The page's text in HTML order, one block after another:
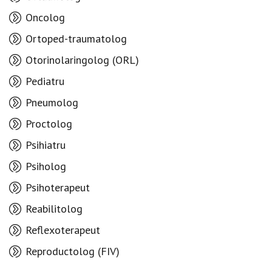
Oncolog
Ortoped-traumatolog
Otorinolaringolog (ORL)
Pediatru
Pneumolog
Proctolog
Psihiatru
Psiholog
Psihoterapeut
Reabilitolog
Reflexoterapeut
Reproductolog (FIV)